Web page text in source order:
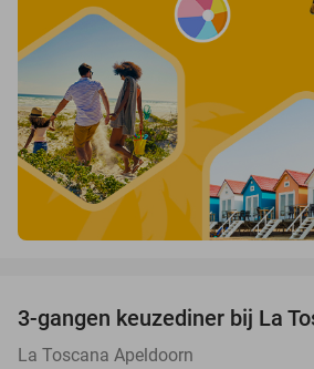
3-gangen keuzediner bij La
La Toscana Apeldoorn